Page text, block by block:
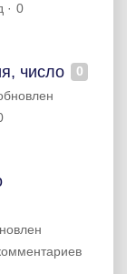
0
0
число